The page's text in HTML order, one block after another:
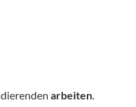
arbeiten.